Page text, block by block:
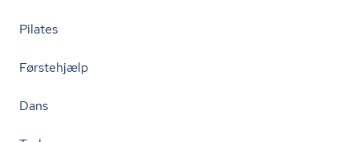
Pilates
Førstehjælp
Dans